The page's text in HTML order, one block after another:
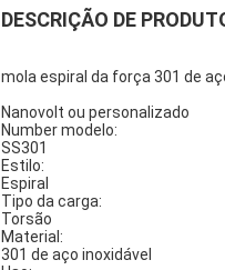
DESCRIÇÃO DE
mola espiral da força 301 de
Nanovolt ou personalizado
Number modelo:
SS301
Estilo:
Espiral
Tipo da carga:
Torsão
Material:
301 de aço inoxidável